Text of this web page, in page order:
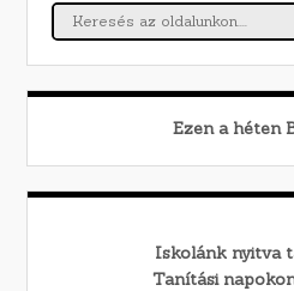
Ezen a héten
Iskolánk nyitva
Tanítási